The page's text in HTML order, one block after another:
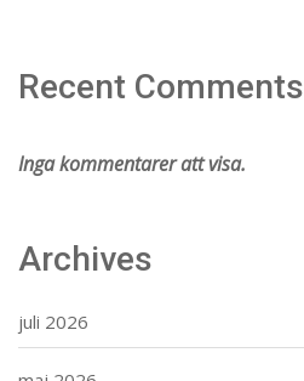
Recent Comments
Inga kommentarer att visa.
Archives
juli 2026